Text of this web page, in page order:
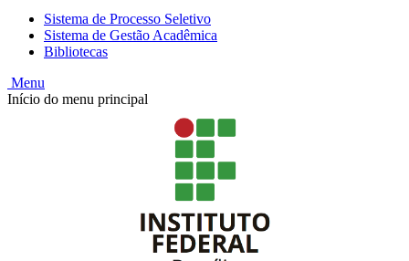
Sistema de Processo Seletivo
Sistema de Gestão Acadêmica
Bibliotecas
Menu
Início do menu principal